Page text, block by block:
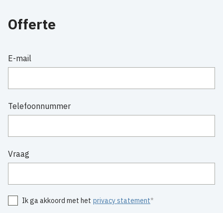
Offerte
E-mail
Telefoonnummer
Vraag
Ik ga akkoord met het privacy statement